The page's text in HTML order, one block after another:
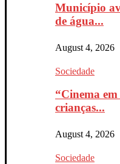
Município
de água...
August 4, 2026
Sociedade
“Cinema
crianças...
August 4, 2026
Sociedade